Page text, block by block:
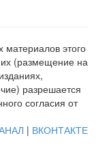
этого
их (размещение на
разрешается
согласия от
| ВКОНТАКТЕ